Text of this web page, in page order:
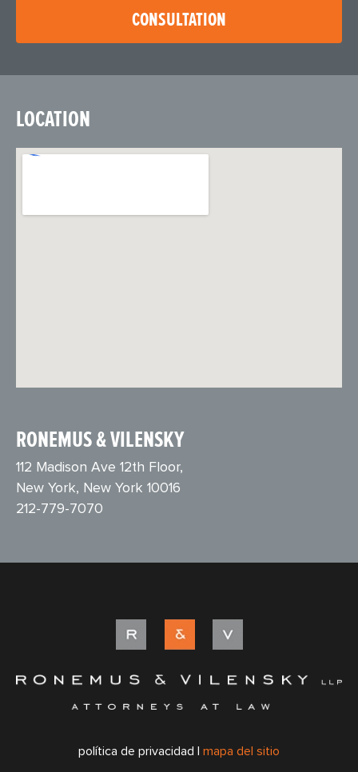
CONSULTATION
LOCATION
RONEMUS & VILENSKY
112 Madison Ave 12th Floor,
New York, New York 10016
212-779-7070
política de privacidad | mapa del sitio